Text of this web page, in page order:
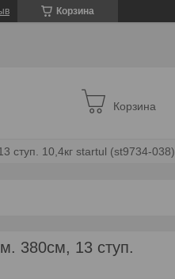
Корзина
Корзина
ступ. 10,4кг startul (st9734-038)
380см, 13 ступ.